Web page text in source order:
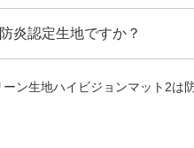
炎認定生地ですか？
ン生地ハイビジョンマット2